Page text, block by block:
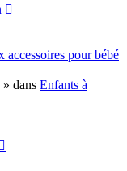
accessoires pour bébé
» dans Enfants à